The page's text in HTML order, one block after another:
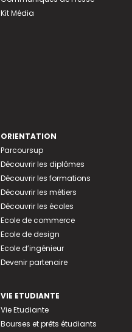
Kit Média
ORIENTATION
Parcoursup
Découvrir les diplômes
Découvrir les formations
Découvrir les métiers
Découvrir les écoles
Ecole de commerce
Ecole de design
Ecole d’ingénieur
Devenir partenaire
VIE ETUDIANTE
Vie Etudiante
Bourses et prêts étudiants